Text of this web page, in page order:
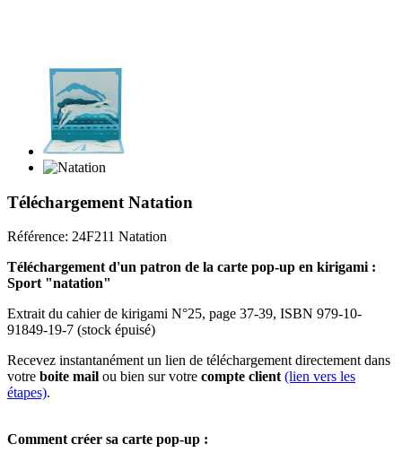
Téléchargement Natation
Référence: 24F211 Natation
Téléchargement d'un patron de la carte pop-up en kirigami :
Sport "natation"
Extrait du cahier de kirigami N°25, page 37-39, ISBN 979-10-
91849-19-7 (stock épuisé)
Recevez instantanément un lien de téléchargement directement dans
votre boite mail ou bien sur votre compte client (lien vers les
étapes).
Comment créer sa carte pop-up :